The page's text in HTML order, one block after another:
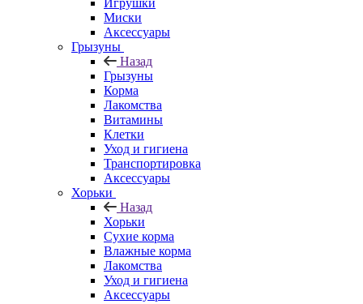
Игрушки
Миски
Аксессуары
Грызуны
Назад
Грызуны
Корма
Лакомства
Витамины
Клетки
Уход и гигиена
Транспортировка
Аксессуары
Хорьки
Назад
Хорьки
Сухие корма
Влажные корма
Лакомства
Уход и гигиена
Аксессуары